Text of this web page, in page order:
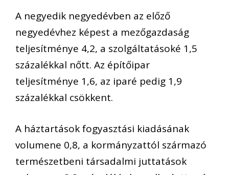
A negyedik negyedévben az előző
negyedévhez képest a mezőgazdaság
teljesítménye 4,2, a szolgáltatásoké 1,5
százalékkal nőtt. Az építőipar
teljesítménye 1,6, az iparé pedig 1,9
százalékkal csökkent.
A háztartások fogyasztási kiadásának
volumene 0,8, a kormányzattól származó
természetbeni társadalmi juttatások